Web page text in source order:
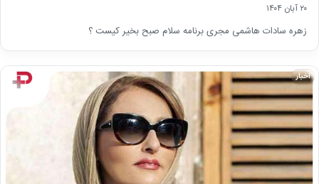
۲۰ آبان ۱۴۰۴
زهره سادات هاشمی مجری برنامه سلام صبح بخیر کیست ؟
اخبار